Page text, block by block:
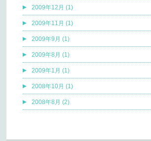
2009年12月 (1)
2009年11月 (1)
2009年9月 (1)
2009年8月 (1)
2009年1月 (1)
2008年10月 (1)
2008年8月 (2)